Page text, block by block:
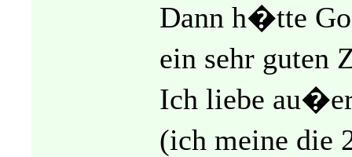
Dann h�tte
ein sehr guten
Ich liebe
(ich meine die